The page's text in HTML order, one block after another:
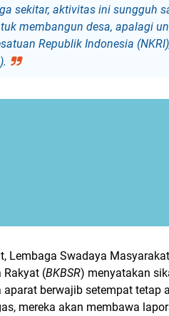
sekitar, aktivitas ini sungguh
membangun desa, apalagi
Republik Indonesia
Lembaga Swadaya
Rakyat (BKBSR) menyatakan
berwajib setempat tetap
mereka akan membawa